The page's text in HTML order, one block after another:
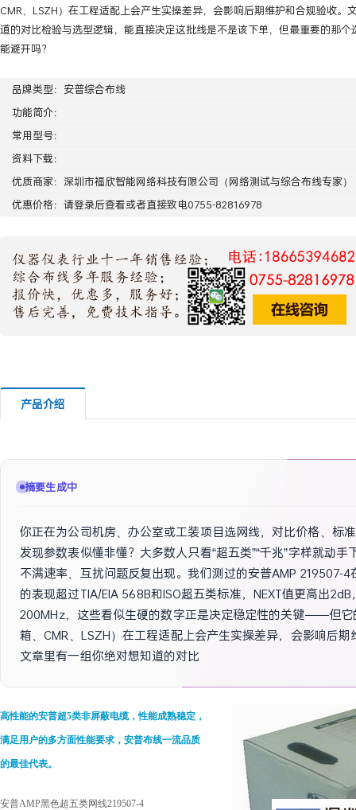
CMR、LSZH）在工程适配上会产生实操差异，会影响后期维护和合规验收。
道的对比检验与选型逻辑，能直接决定这批线是不是该下单，但最重要的那
能避开吗？
品牌类型： 安普综合布线
功能简介：
常用型号：
资料下载：
优质商家： 深圳市福欣智能网络科技有限公司 （网络测试与综合布线专家）
优惠价格：请登录后查看或者直接致电0755-82816978
产品介绍
摘要生成中
你正在为公司机房、办公室或工装项目选网线，对比价格、标
发现参数表似懂非懂？大多数人只看“超五类”“千兆”字样就动手
不满速率、互扰问题反复出现。我们测过的安普AMP 219507-
的表现超过TIA/EIA 568B和ISO超五类标准，NEXT值更高出
200MHz，这些看似生硬的数字正是决定稳定性的关键——但它
箱、CMR、LSZH）在工程适配上会产生实操差异，会影响后
文章里有一组你绝对想知道的对比检验与选型逻辑，能直接决定
高性能的安普超5类非屏蔽电缆，性能成熟稳定，
满足用户的多方面性能要求，安普布线一流品质
的最佳代表。
安普AMP黑色超五类网线219507-4